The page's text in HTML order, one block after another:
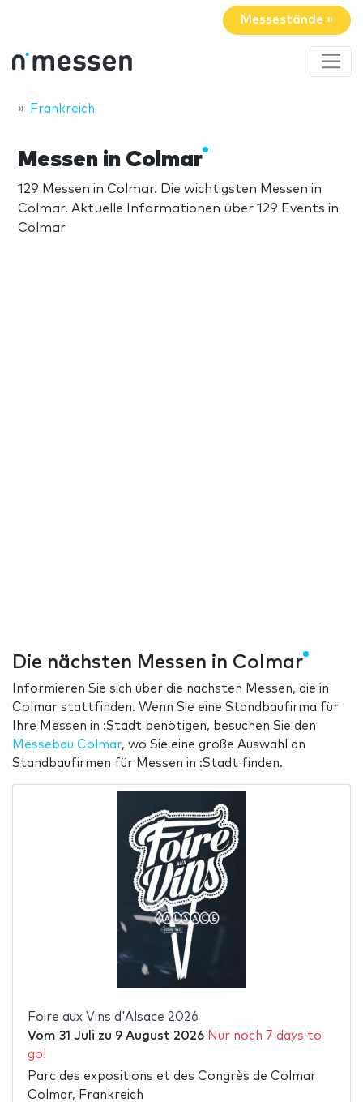
Messestände »
Frankreich
Messen in Colmar
129 Messen in Colmar. Die wichtigsten Messen in
Colmar. Aktuelle Informationen über 129 Events in
Colmar
Die nächsten Messen in Colmar
Informieren Sie sich über die nächsten Messen, die in
Colmar stattfinden. Wenn Sie eine Standbaufirma für
Ihre Messen in :Stadt benötigen, besuchen Sie den
Messebau Colmar, wo Sie eine große Auswahl an
Standbaufirmen für Messen in :Stadt finden.
Foire aux Vins d'Alsace 2026
Vom 31 Juli zu 9 August 2026 Nur noch 7 days to
go!
Parc des expositions et des Congrès de Colmar
Colmar, Frankreich